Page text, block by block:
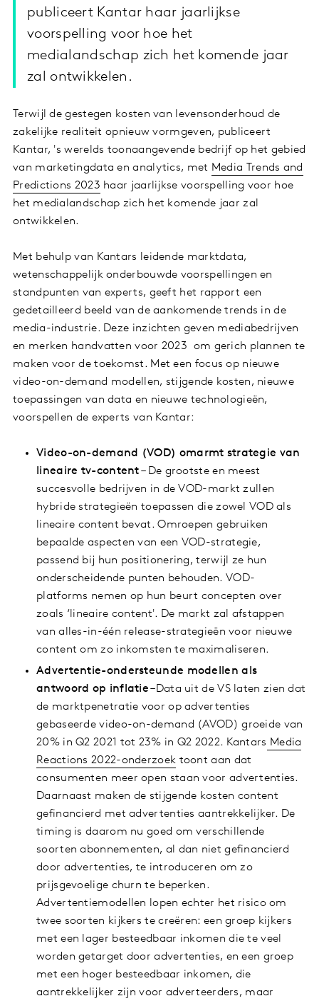
publiceert Kantar haar jaarlijkse
voorspelling voor hoe het
medialandschap zich het komende jaar
zal ontwikkelen.
Terwijl de gestegen kosten van levensonderhoud de
zakelijke realiteit opnieuw vormgeven, publiceert
Kantar, 's werelds toonaangevende bedrijf op het gebied
van marketingdata en analytics, met Media Trends and
Predictions 2023 haar jaarlijkse voorspelling voor hoe
het medialandschap zich het komende jaar zal
ontwikkelen.
Met behulp van Kantars leidende marktdata,
wetenschappelijk onderbouwde voorspellingen en
standpunten van experts, geeft het rapport een
gedetailleerd beeld van de aankomende trends in de
media-industrie. Deze inzichten geven mediabedrijven
en merken handvatten voor 2023 om gerich plannen te
maken voor de toekomst. Met een focus op nieuwe
video-on-demand modellen, stijgende kosten, nieuwe
toepassingen van data en nieuwe technologieën,
voorspellen de experts van Kantar:
Video-on-demand (VOD) omarmt strategie van
lineaire tv-content– De grootste en meest
succesvolle bedrijven in de VOD-markt zullen
hybride strategieën toepassen die zowel VOD als
lineaire content bevat. Omroepen gebruiken
bepaalde aspecten van een VOD-strategie,
passend bij hun positionering, terwijl ze hun
onderscheidende punten behouden. VOD-
platforms nemen op hun beurt concepten over
zoals ‘lineaire content'. De markt zal afstappen
van alles-in-één release-strategieën voor nieuwe
content om zo inkomsten te maximaliseren.
Advertentie-ondersteunde modellen als
antwoord op inflatie–Data uit de VS laten zien dat
de marktpenetratie voor op advertenties
gebaseerde video-on-demand (AVOD) groeide van
20% in Q2 2021 tot 23% in Q2 2022. Kantars Media
Reactions 2022-onderzoek toont aan dat
consumenten meer open staan voor advertenties.
Daarnaast maken de stijgende kosten content
gefinancierd met advertenties aantrekkelijker. De
timing is daarom nu goed om verschillende
soorten abonnementen, al dan niet gefinancierd
door advertenties, te introduceren om zo
prijsgevoelige churn te beperken.
Advertentiemodellen lopen echter het risico om
twee soorten kijkers te creëren: een groep kijkers
met een lager besteedbaar inkomen die te veel
worden getarget door advertenties, en een groep
met een hoger besteedbaar inkomen, die
aantrekkelijker zijn voor adverteerders, maar